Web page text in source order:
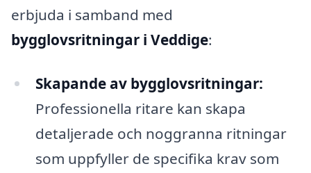
erbjuda i samband med
bygglovsritningar i Veddige:
Skapande av bygglovsritningar:
Professionella ritare kan skapa
detaljerade och noggranna ritningar
som uppfyller de specifika krav som